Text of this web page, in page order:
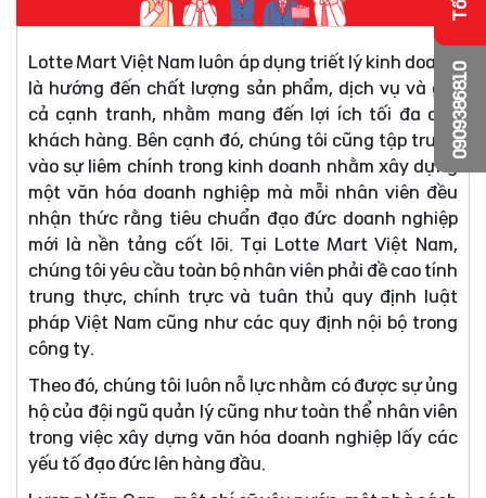
Lotte Mart Việt Nam luôn áp dụng triết lý kinh doanh
là hướng đến chất lượng sản phẩm, dịch vụ và giá
cả cạnh tranh, nhằm mang đến lợi ích tối đa cho
khách hàng. Bên cạnh đó, chúng tôi cũng tập trung
vào sự liêm chính trong kinh doanh nhằm xây dựng
một văn hóa doanh nghiệp mà mỗi nhân viên đều
nhận thức rằng tiêu chuẩn đạo đức doanh nghiệp
mới là nền tảng cốt lõi. Tại Lotte Mart Việt Nam,
chúng tôi yêu cầu toàn bộ nhân viên phải đề cao tính
trung thực, chính trực và tuân thủ quy định luật
pháp Việt Nam cũng như các quy định nội bộ trong
công ty.
Theo đó, chúng tôi luôn nỗ lực nhằm có được sự ủng
hộ của đội ngũ quản lý cũng như toàn thể nhân viên
trong việc xây dựng văn hóa doanh nghiệp lấy các
yếu tố đạo đức lên hàng đầu.
0909386810